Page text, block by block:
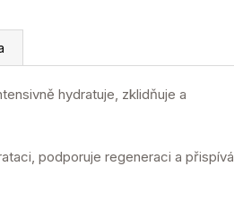
hydratuje, zklidňuje a
podporuje regeneraci a přispívá